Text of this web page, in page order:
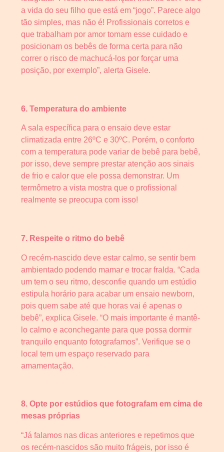
a vida do seu filho que está em “jogo”. Parece algo
tão simples, mas não é! Profissionais corretos e
que trabalham por amor tomam esse cuidado e
posicionam os bebês de forma certa para não
correr o risco de machucá-los por forçar uma
posição, por exemplo”, alerta Gisele.
6. Temperatura do ambiente
A sala específica para o ensaio deve estar
climatizada entre 26ºC e 30ºC. Porém, o conforto
com a temperatura pode variar de bebê para bebê,
por isso, deve sempre prestar atenção aos sinais
de frio e calor que ele possa demonstrar. Um
termômetro a vista mostra que o profissional
realmente se preocupa com isso!
7. Respeite o ritmo do bebê
O recém-nascido deve estar calmo, se sentir bem
ambientado podendo mamar e trocar fralda. “Cada
um tem o seu ritmo, desconfie quando um estúdio
estipula horário para acabar um ensaio newborn,
pois quem sabe até que horas vai é apenas o
bebê”, explica Gisele. “O mais importante é mantê-
lo calmo e aconchegante para que possa dormir
tranquilo enquanto fotografamos”. Verifique se o
local tem um espaço reservado para
amamentação.
8. Opte por estúdios que fotografam em cima de
mesas próprias
“Já falamos nas dicas anteriores e repetimos que
os recém-nascidos são muito frágeis, por isso é